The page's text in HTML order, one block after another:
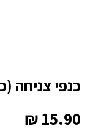
כנפי צניחה
₪15.90